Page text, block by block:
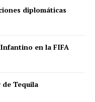
diplomáticas
en la FIFA
Tequila